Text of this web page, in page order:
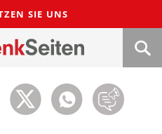
SIE UNS